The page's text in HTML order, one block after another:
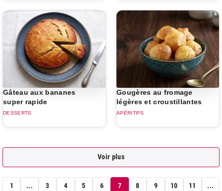
Gâteau aux bananes
super rapide
DESSERTS
Gougères au fromage
légères et croustillantes
APÉRITIFS
Voir plus
1 ... 3 4 5 6 7 8 9 10 11 ...